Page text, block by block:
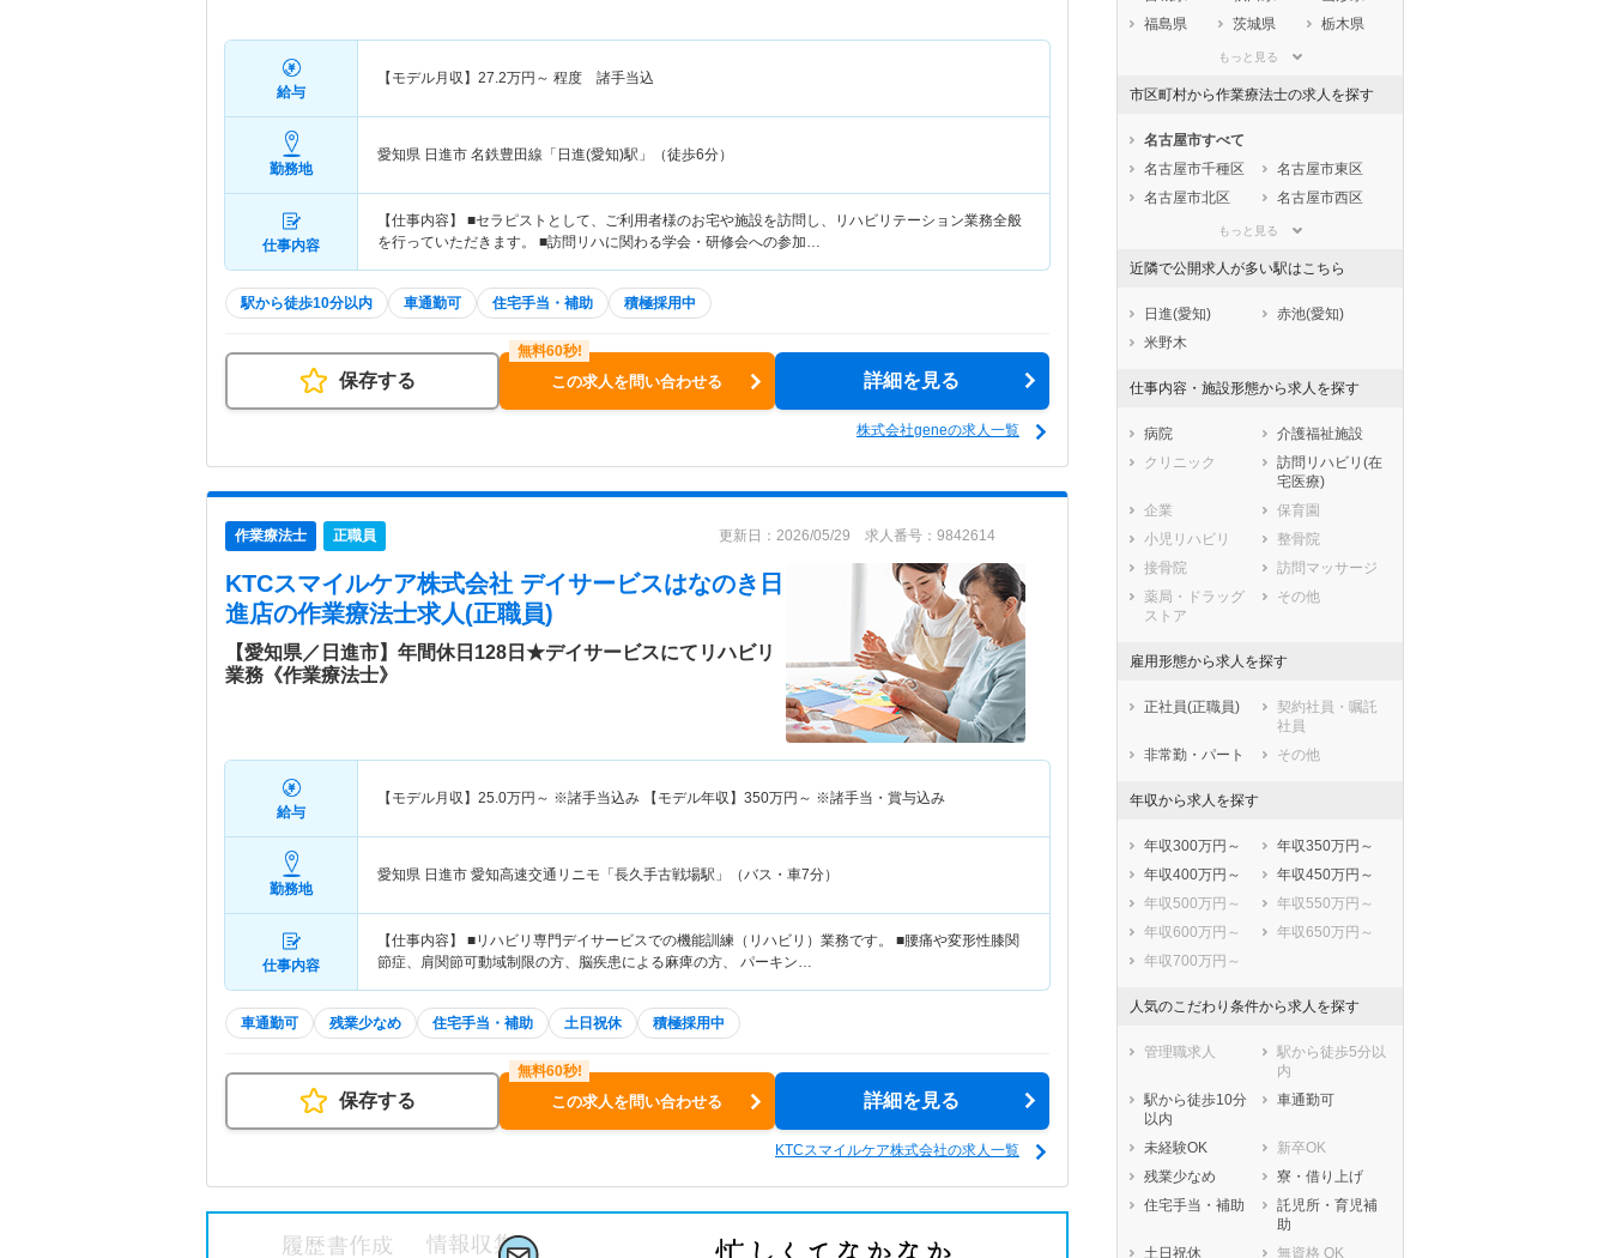
給与
【モデル月収】 27.2万円～ 程度 諸手当込
勤務地
愛知県 日進市 名鉄豊田線「日進(愛知)駅」（徒歩6分）
仕事内容
【仕事内容】 ■セラピストとして、ご利用者様のお宅や施設を訪問し、リハビリテーション業務全般
を行っていただきます。 ■訪問リハに関わる学会・研修会への参加…
駅から徒歩10分以内 車通勤可 住宅手当・補助 積極採用中
保存する この求人を問い合わせる 詳細を見る
株式会社geneの求人一覧
作業療法士 正職員 更新日：2026/05/29 求人番号：9842614
KTCスマイルケア株式会社 デイサービスはなのき日
進店の作業療法士求人(正職員)
【愛知県／日進市】年間休日128日★デイサービスにてリハビリ
業務《作業療法士》
給与
【モデル月収】 25.0万円～ ※諸手当込み 【モデル年収】 350万円～ ※諸手当・賞与込み
勤務地
愛知県 日進市 愛知高速交通リニモ「長久手古戦場駅」（バス・車7分）
仕事内容
【仕事内容】 ■リハビリ専門デイサービスでの機能訓練（リハビリ）業務です。 ■腰痛や変形性膝関
節症、肩関節可動域制限の方、脳疾患による麻痺の方、 パーキン…
車通勤可 残業少なめ 住宅手当・補助 土日祝休 積極採用中
保存する この求人を問い合わせる 詳細を見る
KTCスマイルケア株式会社の求人一覧
福島県
茨城県
栃木県
埼玉県
石川県
福井県
静岡県
愛知県
三重県
滋賀県
京都府
大阪府
奈良県
香川県
愛媛県
高知県
福岡県
鹿児島県
沖縄県
もっと見る
市区町村から作業療法士の求人を探す
名古屋市すべて
名古屋市千種区
名古屋市東区
名古屋市北区
名古屋市西区
名古屋市中村区
名古屋市中区
名古屋市港区
名古屋市南区
名古屋市守山区
市部
豊橋市
岡崎市
一宮市
瀬戸市
春日井市
豊川市
津島市
碧南市
刈谷市
豊田市
安城市
西尾市
蒲郡市
江南市
小牧市
東海市
大府市
知多市
知立市
岩倉市
海部郡蟹江町
海部郡飛島村
知多郡東浦町
知多郡南知多町
知多郡美浜町
知多郡武豊町
額田郡幸田町
北設楽郡設楽町
北設楽郡東栄町
北設楽郡豊根村
もっと見る
近隣で公開求人が多い駅はこちら
日進(愛知)
赤池(愛知)
米野木
仕事内容・施設形態から求人を探す
病院
介護福祉施設
クリニック
訪問リハビリ(在
宅医療)
企業
保育園
小児リハビリ
整骨院
接骨院
訪問マッサージ
薬局・ドラッグ
ストア
その他
雇用形態から求人を探す
正社員(正職員)
契約社員・嘱託
社員
非常勤・パート
その他
年収から求人を探す
年収300万円～
年収350万円～
年収400万円～
年収450万円～
年収500万円～
年収550万円～
年収600万円～
年収650万円～
年収700万円～
人気のこだわり条件から求人を探す
管理職求人
駅から徒歩5分以
内
駅から徒歩10分
以内
車通勤可
未経験OK
新卒OK
残業少なめ
寮・借り上げ
住宅手当・補助
託児所・育児補
助
土日祝休
無資格 OK